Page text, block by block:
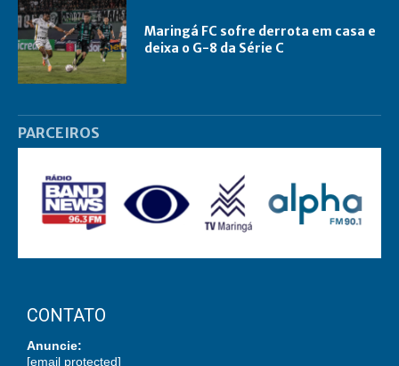
Maringá FC sofre derrota em casa e
deixa o G-8 da Série C
PARCEIROS
CONTATO
Anuncie:
[email protected]